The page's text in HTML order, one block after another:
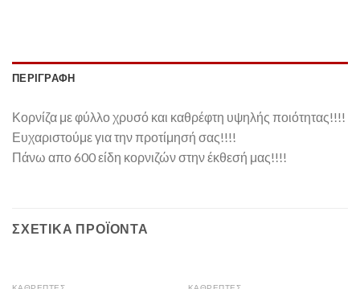
ΠΕΡΙΓΡΑΦΉ
Κορνίζα με φύλλο χρυσό και καθρέφτη υψηλής ποιότητας!!!!
Ευχαριστούμε για την προτίμησή σας!!!!
Πάνω απο 600 είδη κορνιζών στην έκθεσή μας!!!!
ΣΧΕΤΙΚΆ ΠΡΟΪΌΝΤΑ